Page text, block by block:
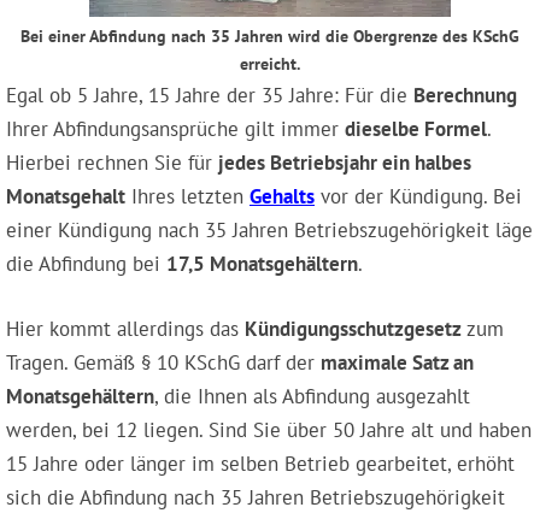
Bei einer Abfindung nach 35 Jahren wird die Obergrenze des KSchG
erreicht.
Egal ob 5 Jahre, 15 Jahre der 35 Jahre: Für die Berechnung
Ihrer Abfindungsansprüche gilt immer dieselbe Formel.
Hierbei rechnen Sie für jedes Betriebsjahr ein halbes
Monatsgehalt Ihres letzten Gehalts vor der Kündigung. Bei
einer Kündigung nach 35 Jahren Betriebszugehörigkeit läge
die Abfindung bei 17,5 Monatsgehältern.
Hier kommt allerdings das Kündigungsschutzgesetzzum
Tragen. Gemäß § 10 KSchG darf der maximale Satz an
Monatsgehältern, die Ihnen als Abfindung ausgezahlt
werden, bei 12 liegen. Sind Sie über 50 Jahre alt und haben
15 Jahre oder länger im selben Betrieb gearbeitet, erhöht
sich die Abfindung nach 35 Jahren Betriebszugehörigkeit